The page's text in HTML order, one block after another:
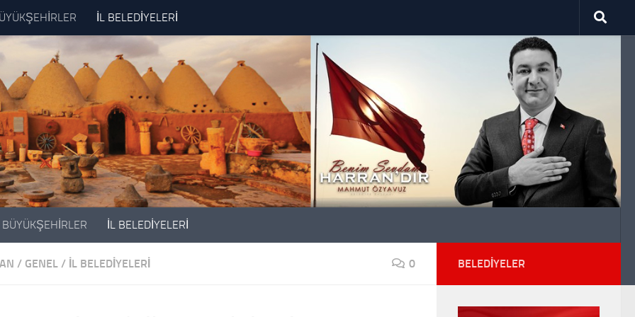
İL BELEDİYELERİ
BÜYÜKŞEHİRLER İL BELEDİYELERİ
/ GENEL / İL BELEDİYELERİ 0 BELEDIYELER